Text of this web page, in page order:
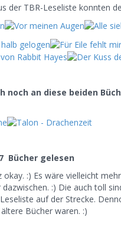
der TBR-Leseliste konnten
noch an diese beiden
Bücher gelesen
okay. :) Es wäre vielleicht
:) Die auch toll
auf der Strecke.
Bücher waren. :)